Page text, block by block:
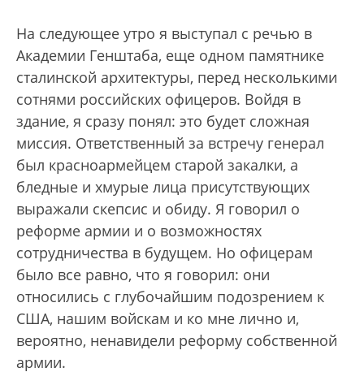
На следующее утро я выступал с речью в
Академии Генштаба, еще одном памятнике
сталинской архитектуры, перед несколькими
сотнями российских офицеров. Войдя в
здание, я сразу понял: это будет сложная
миссия. Ответственный за встречу генерал
был красноармейцем старой закалки, а
бледные и хмурые лица присутствующих
выражали скепсис и обиду. Я говорил о
реформе армии и о возможностях
сотрудничества в будущем. Но офицерам
было все равно, что я говорил: они
относились с глубочайшим подозрением к
США, нашим войскам и ко мне лично и,
вероятно, ненавидели реформу собственной
армии.